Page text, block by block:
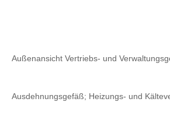
Außenansicht Vertriebs- und
Ausdehnungsgefäß; Heizungs- und